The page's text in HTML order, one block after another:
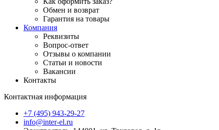
Обмен и возврат
Гарантия на товары
Компания
Реквизиты
Вопрос-ответ
Отзывы о компании
Статьи и новости
Вакансии
Контакты
Контактная информация
+7 (495) 943-29-27
info@inter-el.ru